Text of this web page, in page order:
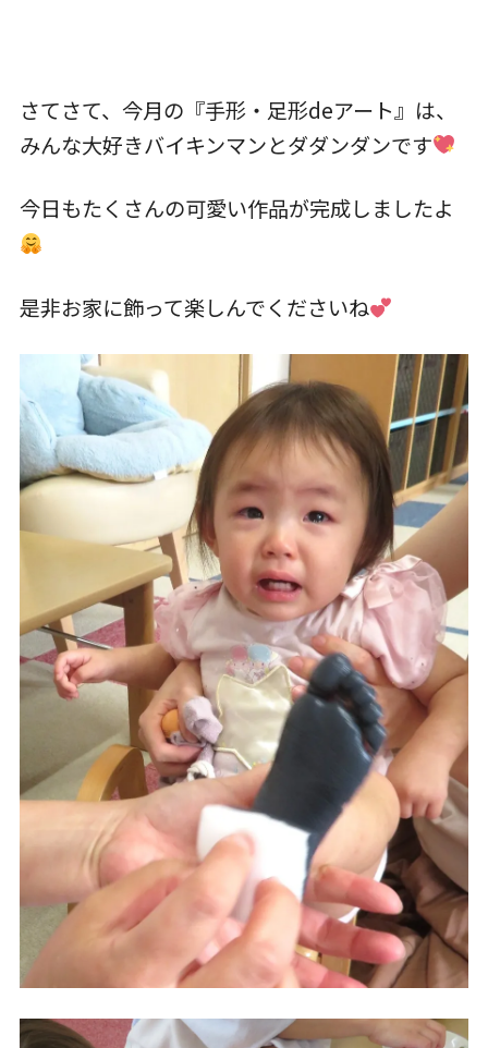
お問い合わせ
TEL.0476-36-5161
在園児用各種届出書類
さてさて、今月の『手形・足形deアート』は、
みんな大好きバイキンマンとダダンダンです
今日もたくさんの可愛い作品が完成しましたよ
是非お家に飾って楽しんでくださいね